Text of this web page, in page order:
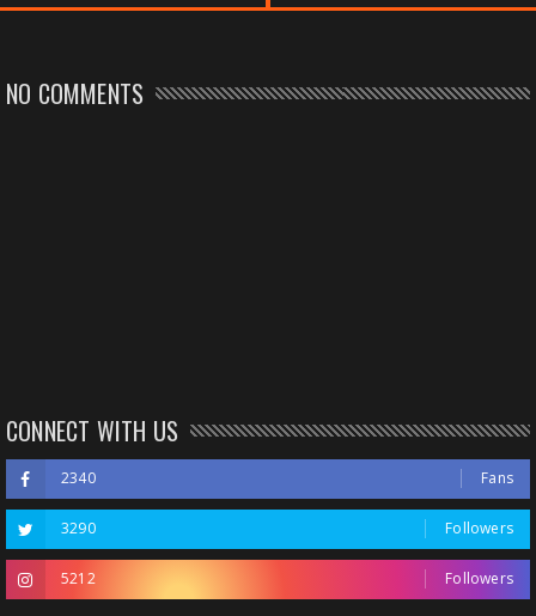
NO COMMENTS
CONNECT WITH US
2340 Fans
3290 Followers
5212 Followers